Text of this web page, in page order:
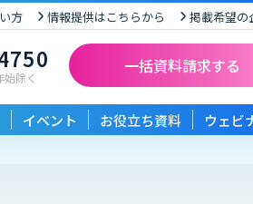
方 情報提供はこちらから 掲載希望の
除く
一括資料請求する
イベント お役立ち資料 ウェビ